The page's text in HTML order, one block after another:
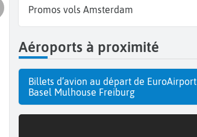
Promos vols Amsterdam
Aéroports à proximité
Billets d’avion au départ de EuroAirport
Basel Mulhouse Freiburg